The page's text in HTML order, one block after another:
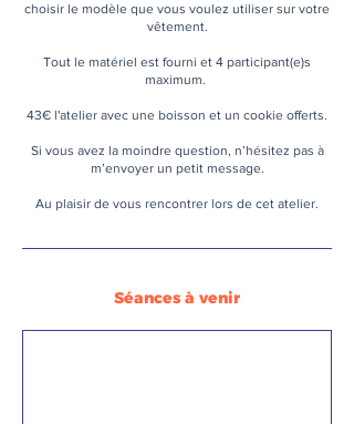
choisir le modèle que vous voulez utiliser sur votre
vêtement.
Tout le matériel est fourni et 4 participant(e)s
maximum.
43€ l'atelier avec une boisson et un cookie offerts.
Si vous avez la moindre question, n’hésitez pas à
m’envoyer un petit message.
Au plaisir de vous rencontrer lors de cet atelier.
Séances à venir